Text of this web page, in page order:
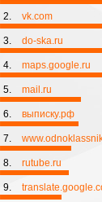
2. vk.com
3. do-ska.ru
4. maps.google.ru
5. mail.ru
6. выписку.рф
7.
8. rutube.ru
9.